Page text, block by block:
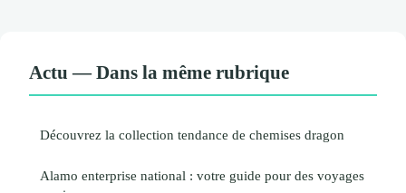
Actu — Dans la même rubrique
Découvrez la collection tendance de chemises dragon
Alamo enterprise national : votre guide pour des voyages